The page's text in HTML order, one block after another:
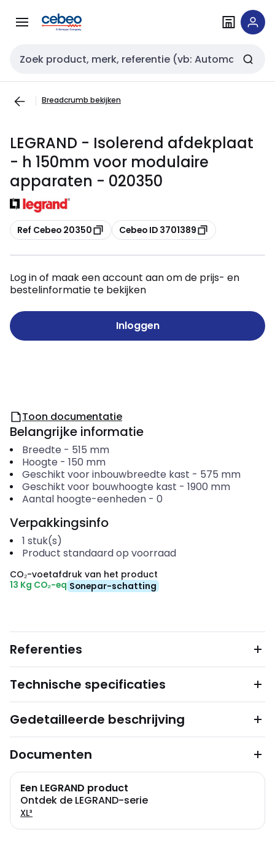
naar
naar
Zoekveld invoer
Breadcrumb bekijken
LEGRAND - Isolerend afdekplaat
- h 150mm voor modulaire
apparaten - 020350
Kopiëren
Ref Cebeo 20350 Kopiëren
Cebeo ID 3701389
Log in of maak een account aan om de prijs- en
bestelinformatie te bekijken
Inloggen
Toon documentatie
Belangrijke informatie
Breedte - 515 mm
Hoogte - 150 mm
Geschikt voor inbouwbreedte kast - 575 mm
Geschikt voor bouwhoogte kast - 1900 mm
Aantal hoogte-eenheden- 0
Verpakkingsinfo
1 stuk(s)
Product standaard op voorraad
CO₂-voetafdruk van het product
13 Kg CO₂-eq Sonepar-schatting
Referenties
Technische specificaties
Gedetailleerde beschrijving
Documenten
Een LEGRAND product
Ontdek de LEGRAND-serie
XL³